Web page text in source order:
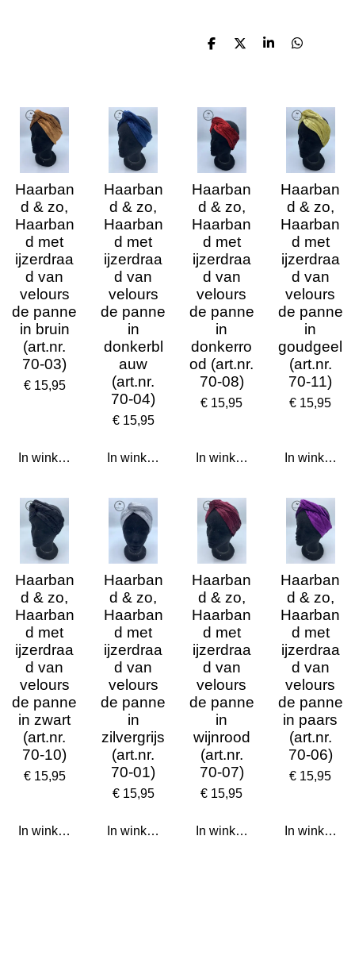
D
D
S
D
Haarban
d & zo,
Haarban
d met
ijzerdraa
d van
velours
de panne
in bruin
(art.nr.
70-03)
€ 15,95
In winkelwagen
Haarban
d & zo,
Haarban
d met
ijzerdraa
d van
velours
de panne
in
donkerbl
auw
(art.nr.
70-04)
€ 15,95
In winkelwagen
Haarban
d & zo,
Haarban
d met
ijzerdraa
d van
velours
de panne
in
donkerro
od (art.nr.
70-08)
€ 15,95
In winkelwagen
Haarban
d & zo,
Haarban
d met
ijzerdraa
d van
velours
de panne
in
goudgeel
(art.nr.
70-11)
€ 15,95
In
Haarban
d & zo,
Haarban
d met
ijzerdraa
d van
velours
de panne
in zwart
(art.nr.
70-10)
€ 15,95
In winkelwagen
Haarban
d & zo,
Haarban
d met
ijzerdraa
d van
velours
de panne
in
zilvergrijs
(art.nr.
70-01)
€ 15,95
In winkelwagen
Haarban
d & zo,
Haarban
d met
ijzerdraa
d van
velours
de panne
in
wijnrood
(art.nr.
70-07)
€ 15,95
In winkelwagen
Haarban
d & zo,
Haarban
d met
ijzerdraa
d van
velours
de panne
in paars
(art.nr.
70-06)
€ 15,95
In